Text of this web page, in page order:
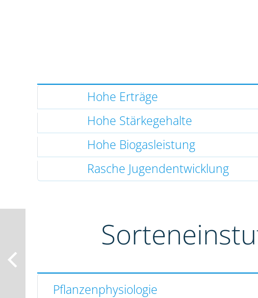
Hohe Erträge
Hohe Stärkegehalte
Hohe Biogasleistung
Rasche Jugendentwicklung
Pflanzenphysiologie